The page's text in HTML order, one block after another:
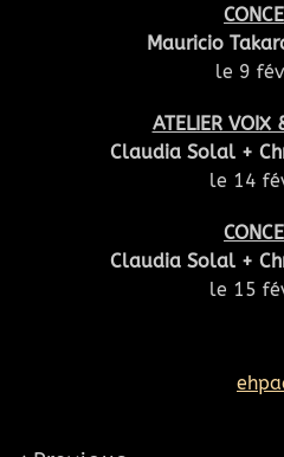
Mauricio
le 9
ATELIER VOIX
Claudia Solal +
le 14
Claudia Solal +
le 15